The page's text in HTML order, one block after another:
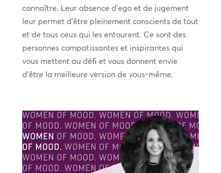
connaître. Leur absence d’ego et de jugement
leur permet d’être pleinement conscients de tout
et de tous ceux qui les entourent. Ce sont des
personnes compatissantes et inspirantes qui
vous mettent au défi et vous donnent envie
d’être la meilleure version de vous-même.